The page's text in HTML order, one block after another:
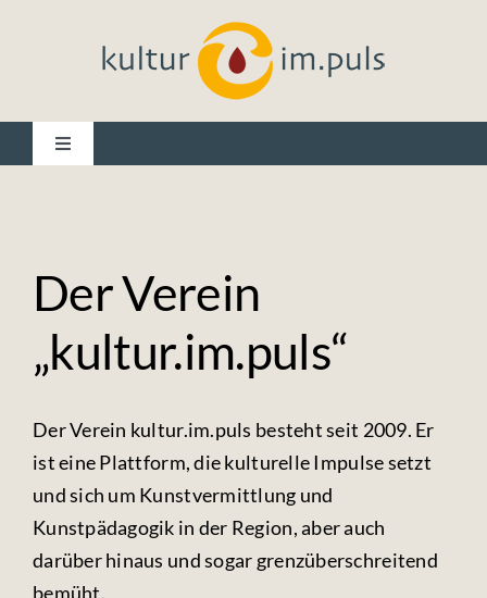
Toggle
Ausstellungen & Projekte
Unsere Galerie
Fotos & Videos
Kontakt
Der Verein
„kultur.im.puls“
Der Verein kultur.im.puls besteht seit 2009. Er
ist eine Plattform, die kulturelle Impulse setzt
und sich um Kunstvermittlung und
Kunstpädagogik in der Region, aber auch
darüber hinaus und sogar grenzüberschreitend
bemüht.